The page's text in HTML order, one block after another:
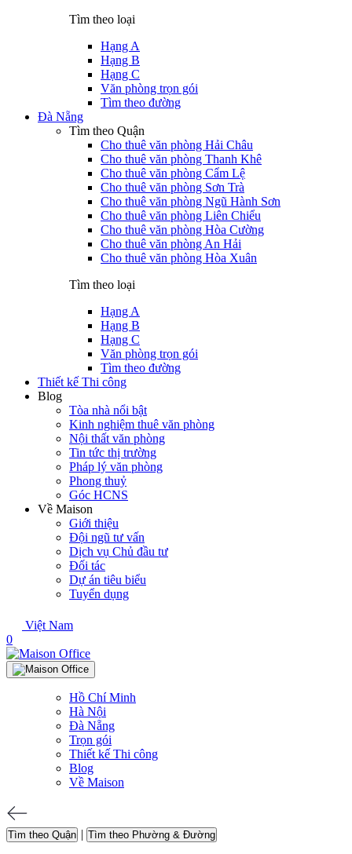
Tìm theo loại
Hạng A
Hạng B
Hạng C
Văn phòng trọn gói
Tìm theo đường
Đà Nẵng
Tìm theo Quận
Cho thuê văn phòng Hải Châu
Cho thuê văn phòng Thanh Khê
Cho thuê văn phòng Cẩm Lệ
Cho thuê văn phòng Sơn Trà
Cho thuê văn phòng Ngũ Hành Sơn
Cho thuê văn phòng Liên Chiểu
Cho thuê văn phòng Hòa Cường
Cho thuê văn phòng An Hải
Cho thuê văn phòng Hòa Xuân
Tìm theo loại
Hạng A
Hạng B
Hạng C
Văn phòng trọn gói
Tìm theo đường
Thiết kế Thi công
Blog
Tòa nhà nổi bật
Kinh nghiệm thuê văn phòng
Nội thất văn phòng
Tin tức thị trường
Pháp lý văn phòng
Phong thuỷ
Góc HCNS
Về Maison
Giới thiệu
Đội ngũ tư vấn
Dịch vụ Chủ đầu tư
Đối tác
Dự án tiêu biểu
Tuyển dụng
Việt Nam
0
Hồ Chí Minh
Hà Nội
Đà Nẵng
Trọn gói
Thiết kế Thi công
Blog
Về Maison
Tìm theo Quận | Tìm theo Phường & Đường